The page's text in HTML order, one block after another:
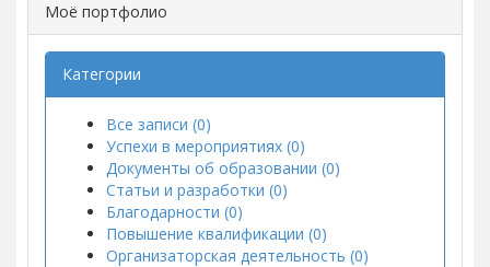
Моё портфолио
Категории
Все записи (0)
Успехи в мероприятиях (0)
Документы об образовании (0)
Статьи и разработки (0)
Благодарности (0)
Повышение квалификации (0)
Организаторская деятельность (0)